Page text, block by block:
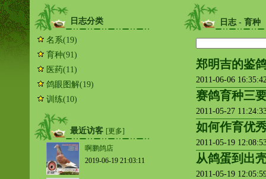
日志分类
名系(19)
育种(91)
医药(11)
鸽眼图解(19)
训练(10)
最近访客 [更多]
啊鹏鸽店
2019-06-19 21:03:11
日志 - 育种
郑明吉的鉴
2011-06-06
赛鸽育种三
2011-05-27
如何作育优
2011-05-19
从鸽蛋到出
2011-05-19